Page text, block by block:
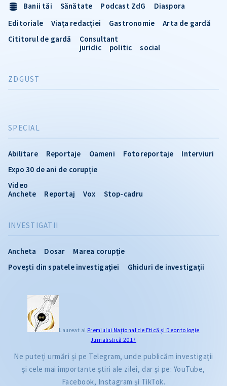
INVESTIGATII
Ancheta Dosar
Marea corupție
Povești din spatele investigației
Ghiduri de investigații
SPECIAL
Abilitare Reportaje Oameni Fotoreportaje
Interviuri
Expo 30 de ani de corupție
Video
Anchete
Reportaj Vox Stop-cadru
Banii tăi Sănătate Podcast ZdG
Diaspora
Editoriale
Viața redacției Gastronomie
Arta de gardă
Cititorul de gardă
Consultant
juridic
politic social
ZDGUST
Laureat al Premiului Naţional de Etică și Deontologie
Jurnalistică 2017
Ne puteți urmări și pe Telegram, unde publicăm investigații
și cele mai importante știri ale zilei, dar și pe: YouTube,
Facebook, Instagram și TikTok.